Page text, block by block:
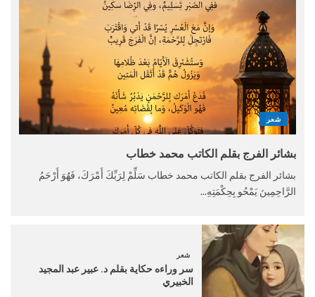
شعر
بشائر الفرج بقلم الكاتب محمد خطاب
بشائر الفرج بقلم الكاتب محمد خطاب سَلِّمْ لِرَبِّكَ أَمْرَكَ، فَهُوَ أَرْحَمُ
الرَّاحِمِينَ يَمْحُو بِحِكْمَتِهِ...
شعر
سر وراءه حكاية بقلم د. عبير عبد المجيد
الخبيري